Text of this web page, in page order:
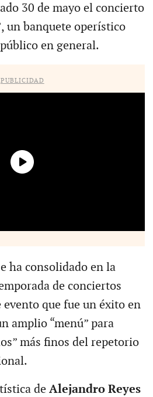
30 de mayo el concierto
, un banquete operístico
en general.
PUBLICIDAD
ha consolidado en la
de conciertos
evento que fue un éxito en
amplio “menú” para
más finos del repetorio
de Alejandro Reyes